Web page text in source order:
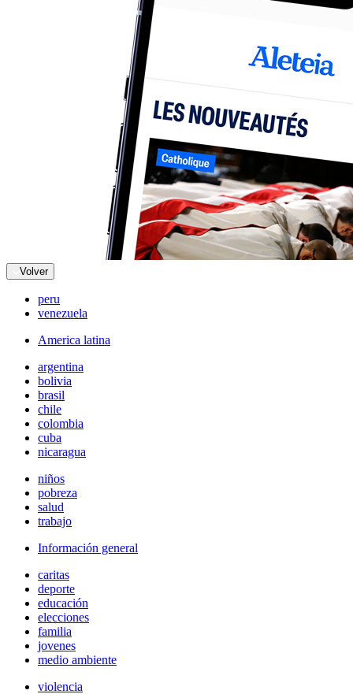
Volver
peru
venezuela
America latina
argentina
bolivia
brasil
chile
colombia
cuba
nicaragua
niños
pobreza
salud
trabajo
Información general
caritas
deporte
educación
elecciones
familia
jovenes
medio ambiente
violencia